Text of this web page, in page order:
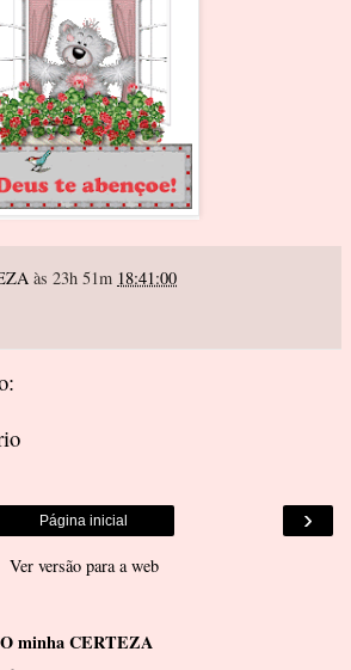
às 23h 51m 18:41:00
›
Página inicial
Ver versão para a web
minha CERTEZA